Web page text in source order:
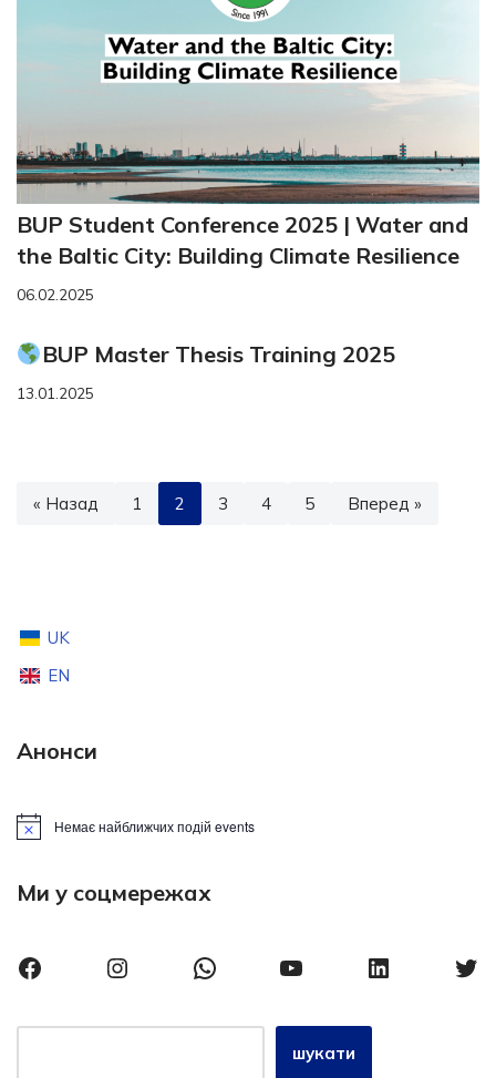
BUP Student Conference 2025 | Water and
the Baltic City: Building Climate Resilience
06.02.2025
BUP Master Thesis Training 2025
13.01.2025
« Назад 1 2 3 4 5 Вперед »
UK
EN
Анонси
Notice Немає найближчих подій events
Ми у соцмережах
шукати